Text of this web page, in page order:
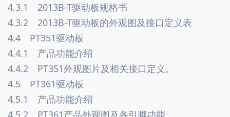
4.3.1　2013B-T驱动板规格书
4.3.2　2013B-T驱动板的外观图及接口定义表
4.4　PT351驱动板
4.4.1　产品功能介绍
4.4.2　PT351外观图片及相关接口定义。
4.5　PT361驱动板
4.5.1　产品功能介绍
4.5.2　PT361产品外观图及各引脚功能